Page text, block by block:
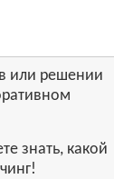
или решении
знать, какой